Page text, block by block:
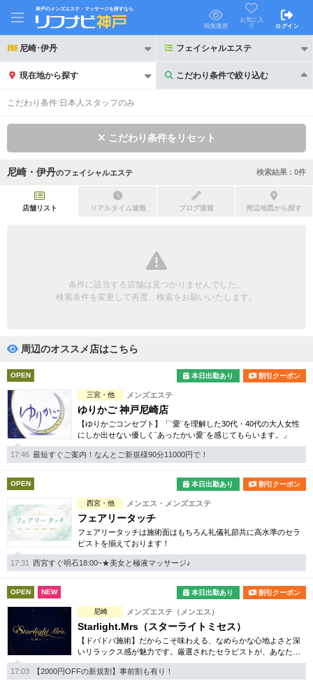
神戸のメンズエステ・マッサージを探すなら
閲覧履歴
お気に入
り
ログイン
尼崎･伊丹 フェイシャルエステ
現在地から探す こだわり条件で絞り込む
こだわり条件で絞り込む
初回割引あり リピーター割引あり
団体様歓迎
ペアルームあり
フットバスあり 岩盤浴あり
専用駐車場あり
日本人スタッフのみ 女性スタッフのみ
スタッフ指名可 Ｗセラピスト
駅から徒歩5分以内
こだわり条件を変更
閉じる
こだわり条件: 日本人スタッフのみ
こだわり条件をリセット
尼崎・伊丹のフェイシャルエステ 検索結果 : 0件
店舗リスト リアルタイム速報 ブログ速報 周辺地図から探す
条件に該当する店舗は見つかりませんでした。
検索条件を変更して再度、検索をお願いいたします。
周辺のオススメ店はこちら
OPEN 本日出勤あり 割引クーポン
三宮・他 メンズエステ
ゆりかご 神戸尼崎店
【ゆりかごコンセプト】「¨愛¨を理解した30代・40代の大人女性
にしか出せない優しく¨あったかい愛¨を感じてもらいます。」
17:46 最短すぐご案内！なんとご新規様90分11000円で！
OPEN 本日出勤あり 割引クーポン
西宮・他 メンエス・メンズエステ
フェアリータッチ
フェアリータッチは施術面はもちろん礼儀礼節共に高水準のセラ
ピストを揃えております！
17:31 西宮すぐ明石18:00~★美女と極液マッサージ♪
OPEN NEW 本日出勤あり 割引クーポン
尼崎 メンズエステ（メンエス）
Starlight.Mrs（スターライトミセス）
【ドバドバ施術】だからこそ味わえる、なめらかな心地よさと深
いリラックス感が魅力です。厳選されたセラピストが、あなただ
けの特別な時間を演出。尼崎エリアでワンランク上の癒しをお探
しなら、ぜひ。
17:03 【2000円OFFの新規割】事前割も有り！